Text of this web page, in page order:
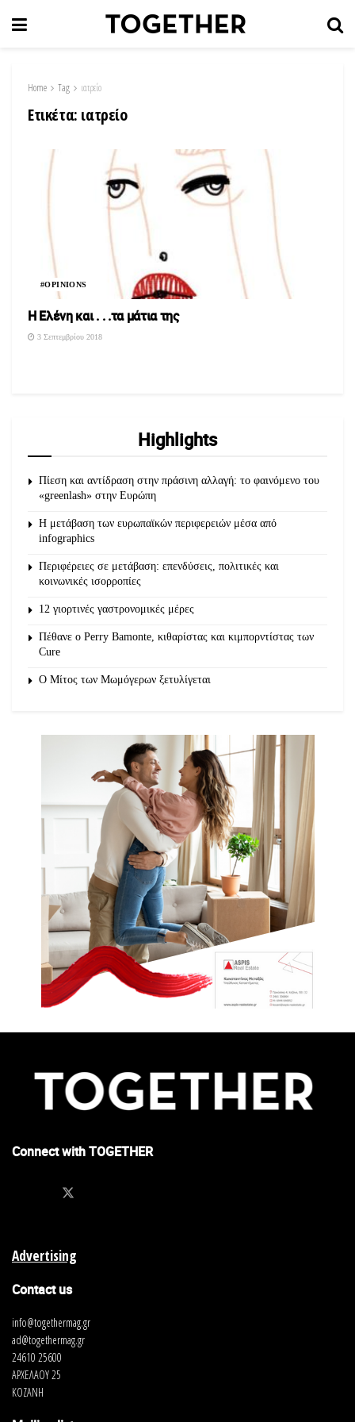
Home Tag ιατρείο
Ετικέτα: ιατρείο
#OPINIONS
Η Ελένη και . . .τα μάτια της
3 Σεπτεμβρίου 2018
Highlights
Πίεση και αντίδραση στην πράσινη αλλαγή: το φαινόμενο του
«greenlash» στην Ευρώπη
Η μετάβαση των ευρωπαϊκών περιφερειών μέσα από
infographics
Περιφέρειες σε μετάβαση: επενδύσεις, πολιτικές και
κοινωνικές ισορροπίες
12 γιορτινές γαστρονομικές μέρες
Πέθανε ο Perry Bamonte, κιθαρίστας και κιμπορντίστας των
Cure
O Μίτος των Μωμόγερων ξετυλίγεται
Connect with TOGETHER
Advertising
Contact us
info@togethermag.gr
ad@togethermag.gr
24610 25600
ΑΡΧΕΛΑΟΥ 25
ΚΟΖΑΝΗ